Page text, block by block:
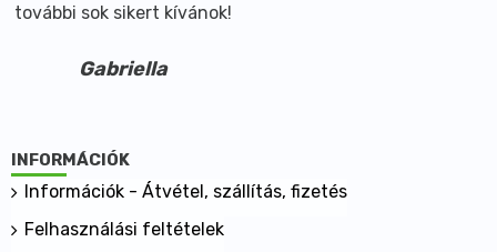
további sok sikert kívánok!
Gabriella
INFORMÁCIÓK
Információk - Átvétel, szállítás, fizetés
Felhasználási feltételek